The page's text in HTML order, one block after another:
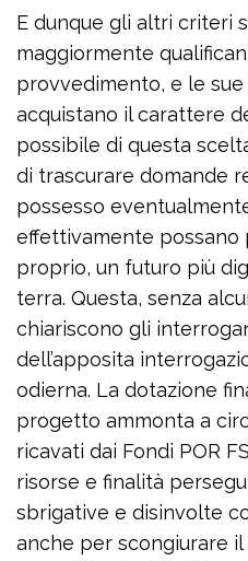
E dunque gli altri criteri
maggiormente
provvedimento, e le
acquistano il carattere
possibile di questa
di trascurare domande
possesso
effettivamente possano
proprio, un futuro più
terra. Questa, senza
chiariscono gli
dell’apposita
odierna. La dotazione
progetto ammonta a
ricavati dai Fondi POR
risorse e finalità
sbrigative e disinvolte
anche per scongiurare